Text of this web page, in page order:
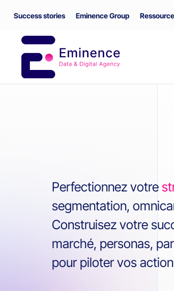
Success stories Eminence Group
Perfectionnez votre
segmentation,
Construisez votre
marché, personas,
pour piloter vos